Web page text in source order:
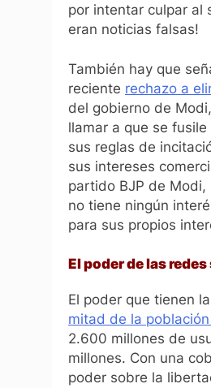
por intentar culpar al
eran noticias falsas!
También hay que
reciente rechazo a
del gobierno de
llamar a que se
sus reglas de
sus intereses
partido BJP de
no tiene ningún
para sus propios
El poder de las
El poder que tienen
mitad de la
2.600 millones de
millones. Con una
poder sobre la